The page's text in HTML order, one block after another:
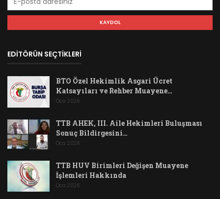
EDİTÖRÜN SEÇTİKLERİ
BTO Özel Hekimlik Asgari Ücret
Katsayıları ve Rehber Muayene…
Oca 2026
TTB AHEK, III. Aile Hekimleri Buluşması
Sonuç Bildirgesini…
Oca 2026
TTB HUV Birimleri Değişen Muayene
İşlemleri Hakkında
Oca 2026